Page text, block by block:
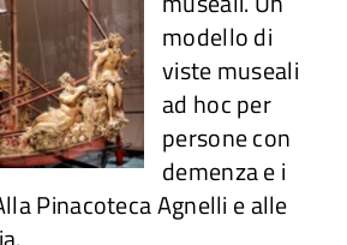
modello di
viste museali
ad hoc per
persone con
demenza e i
Pinacoteca Agnelli e alle